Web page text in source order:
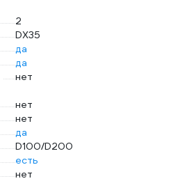
2
DX35
да
да
нет
нет
нет
да
D100/D200
есть
нет